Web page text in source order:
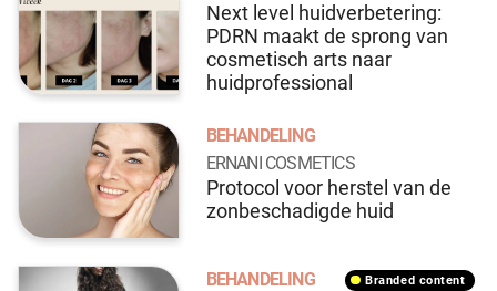
Next level huidverbetering:
PDRN maakt de sprong van
cosmetisch arts naar
huidprofessional
BEHANDELING
ERNANI COSMETICS
Protocol voor herstel van de
zonbeschadigde huid
branded content
BEHANDELING